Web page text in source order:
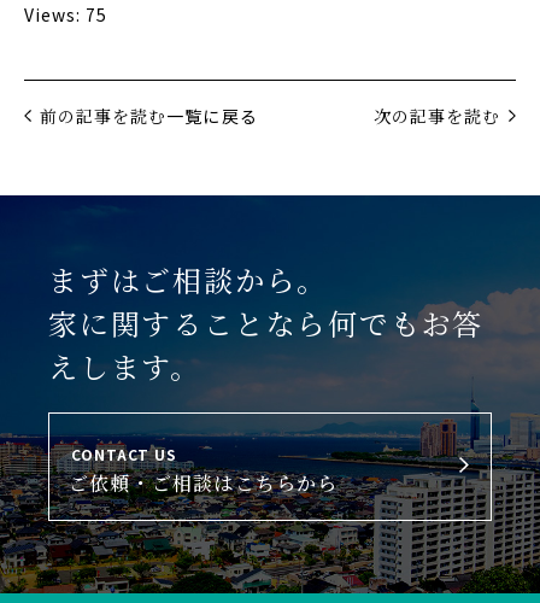
Views: 75
前の記事を読む一覧に戻る 次の記事を読む
まずはご相談から。
家に関することなら何でもお答
えします。
CONTACT US
ご依頼・ご相談はこちらから